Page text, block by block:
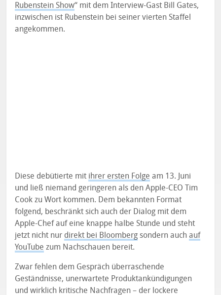
Rubenstein Show“ mit dem Interview-Gast Bill Gates,
inzwischen ist Rubenstein bei seiner vierten Staffel
angekommen.
Diese debütierte mit ihrer ersten Folge am 13. Juni
und ließ niemand geringeren als den Apple-CEO Tim
Cook zu Wort kommen. Dem bekannten Format
folgend, beschränkt sich auch der Dialog mit dem
Apple-Chef auf eine knappe halbe Stunde und steht
jetzt nicht nur direkt bei Bloomberg sondern auchauf
YouTube zum Nachschauen bereit.
Zwar fehlen dem Gespräch überraschende
Geständnisse, unerwartete Produktankündigungen
und wirklich kritische Nachfragen – der lockere